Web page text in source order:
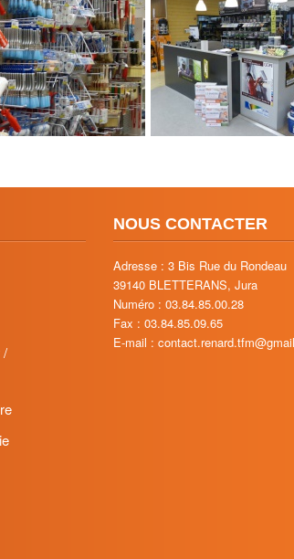
/
NOUS CONTACTER
Adresse : 3 Bis Rue du Rondeau
39140 BLETTERANS, Jura
Numéro : 03.84.85.00.28
Fax : 03.84.85.09.65
E-mail :